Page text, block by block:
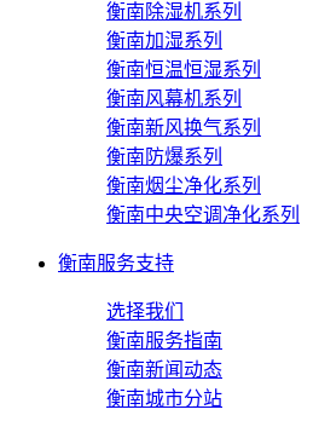
衡南除湿机系列
衡南加湿系列
衡南恒温恒湿系列
衡南风幕机系列
衡南新风换气系列
衡南防爆系列
衡南烟尘净化系列
衡南中央空调净化系列
衡南服务支持
选择我们
衡南服务指南
衡南新闻动态
衡南城市分站